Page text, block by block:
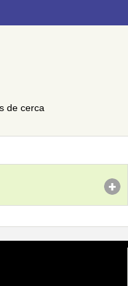
de cerca